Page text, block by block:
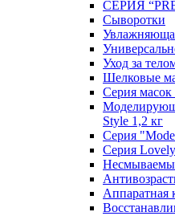
СЕРИЯ
Сыворотки
Уход за
Шелковые
Серия
Style 1,2 кг
Серия
Cерия
Аппаратная